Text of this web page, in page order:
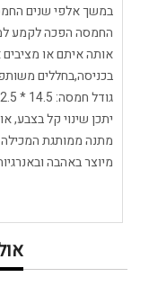
במשך אלפי שנים
החמסה הפכה לקמע
אותה איתם או
יתכן שינוי קל בצבע,
מתנה ממותגת המכילה
מיוצר באהבה